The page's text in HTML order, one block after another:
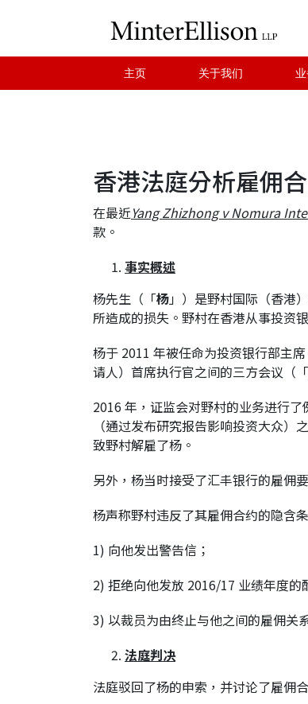
主页 关于我们
香港法庭分析雇佣
在最近Yang Zhizhong v Nomura
款。
事实概述
杨先生（「杨」）是野村国际（香港
所造成的损失。野村在香港从事投资
杨于 2011 年被任命为投资银行部主
请人）首席执行官之间的三方会议（「
2016 年，证监会对野村的业务进行
（通过发布研究报告影响投资大众
致野村解雇了杨。
另外，杨当时接受了汇丰银行的雇佣
杨声称野村违反了其雇佣合约的隐含
1) 向他发出警告信；
2) 拒绝向他发放 2016/17 业绩年度的
3) 以裁员为由终止与他之间的雇佣关
法庭判决
法庭驳回了杨的申索，并讨论了雇佣